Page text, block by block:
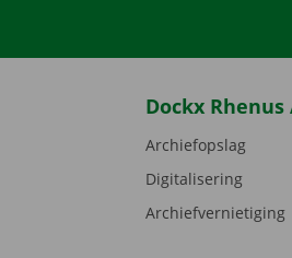
Dockx
Archiefopslag
Digitalisering
Archiefvernietiging